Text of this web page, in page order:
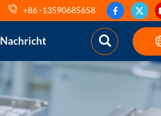
+86 -13590685658
Nachricht